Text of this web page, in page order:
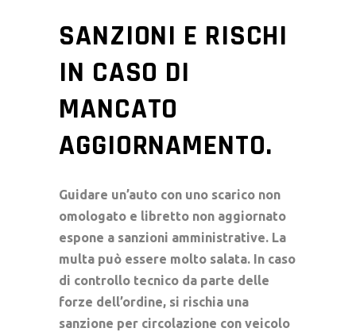
SANZIONI E RISCHI
IN CASO DI
MANCATO
AGGIORNAMENTO.
Guidare un’auto con uno scarico non
omologato e libretto non aggiornato
espone a sanzioni amministrative. La
multa può essere molto salata. In caso
di controllo tecnico da parte delle
forze dell’ordine, si rischia una
sanzione per circolazione con veicolo